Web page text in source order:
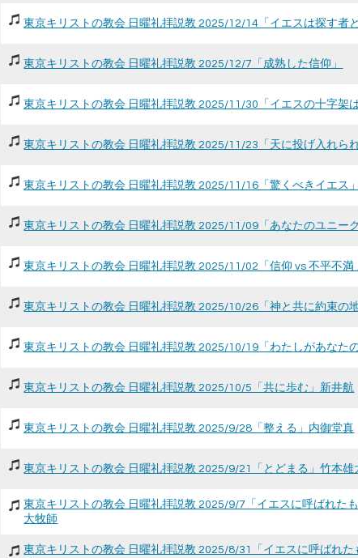
東京キリストの教会 日曜礼拝説教 2025/12/14「イエスは探す者
東京キリストの教会 日曜礼拝説教 2025/12/7「成熟した信仰」
東京キリストの教会 日曜礼拝説教 2025/11/30「イエスの十字架
東京キリストの教会 日曜礼拝説教 2025/11/23「天に投げ入れら
東京キリストの教会 日曜礼拝説教 2025/11/16「驚くべきイエス
東京キリストの教会 日曜礼拝説教 2025/11/09「あなたのユニー
東京キリストの教会 日曜礼拝説教 2025/11/02「信仰 vs 不平不満
東京キリストの教会 日曜礼拝説教 2025/10/26「神と共に約束の
東京キリストの教会 日曜礼拝説教 2025/10/19「わたしがあなた
東京キリストの教会 日曜礼拝説教 2025/10/5「共に歩む」新井航
東京キリストの教会 日曜礼拝説教 2025/9/28「整える」内御堂真
東京キリストの教会 日曜礼拝説教 2025/9/21「とどまる」竹本雄
東京キリストの教会 日曜礼拝説教 2025/9/7「イエスに呼ばれた
大牧師
東京キリストの教会 日曜礼拝説教 2025/8/31「イエスに呼ばれ